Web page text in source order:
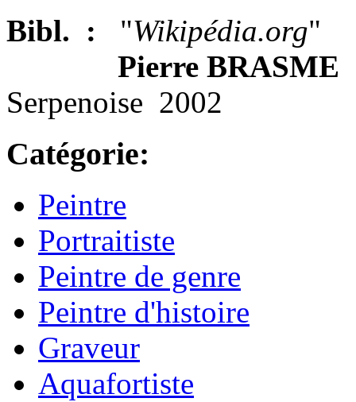
Bibl. : "Wikipédia.org"
Pierre BRASME
Serpenoise 2002
Catégorie:
Peintre
Portraitiste
Peintre de genre
Peintre d'histoire
Graveur
Aquafortiste